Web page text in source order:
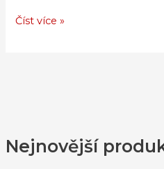
Nejnovější
Číst více »